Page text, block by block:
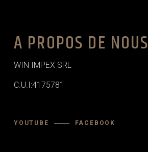
A PROPOS DE NOUS
WIN IMPEX SRL
C.U.I:4175781
YOUTUBE FACEBOOK